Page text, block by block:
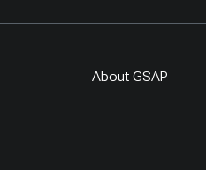
About GSAP